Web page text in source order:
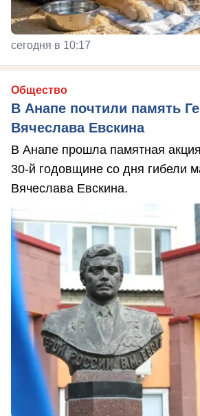
сегодня в 10:17
Общество
В Анапе почтили память
Вячеслава Евскина
В Анапе прошла памятная
30-й годовщине со дня гибели
Вячеслава Евскина.